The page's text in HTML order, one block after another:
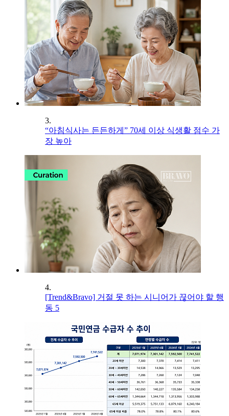
3.
“아침식사는 든든하게” 70세 이상 식생활 점수 가
장 높아
4.
[Trend&Bravo] 거절 못 하는 시니어가 끊어야 할 행
동 5